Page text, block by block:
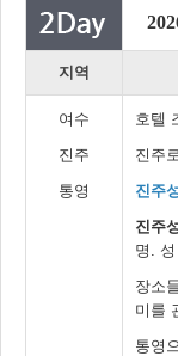
지역
여수
진주
통영
호텔
진주
진주
진주
명.
장소
미를
통영